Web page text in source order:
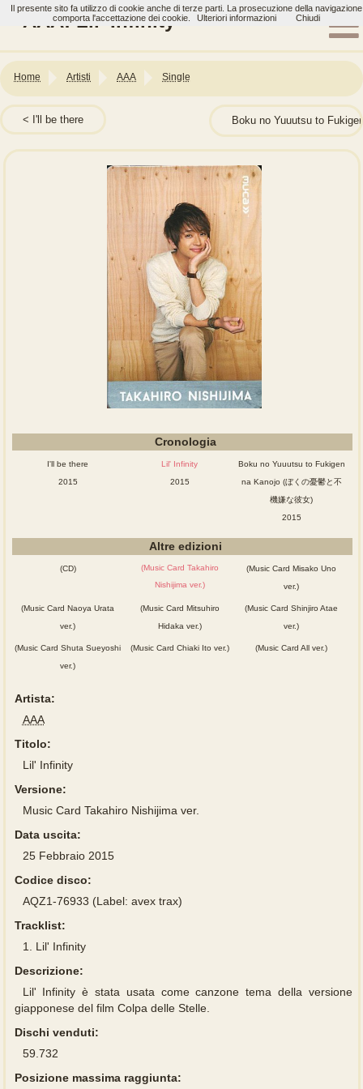
AAA: Lil' Infinity
Home Artisti AAA Single
I'll be there Boku no Yuuutsu to
Cronologia
I'll be there
2015
Lil' Infinity
2015
Boku no Yuuutsu to Fukigen
na Kanojo (ぼくの憂鬱と不
機嫌な彼女)
2015
Altre edizioni
(CD)
(Music Card Takahiro
Nishijima ver.)
(Music Card Misako Uno
ver.)
(Music Card Naoya Urata
ver.)
(Music Card Mitsuhiro
Hidaka ver.)
(Music Card Shinjiro Atae
ver.)
(Music Card Shuta Sueyoshi
ver.)
(Music Card Chiaki Ito ver.) (Music Card All ver.)
Artista:
AAA
Titolo:
Lil' Infinity
Versione:
Music Card Takahiro Nishijima ver.
Data uscita:
25 Febbraio 2015
Codice disco:
AQZ1-76933 (Label: avex trax)
Tracklist:
1.
Lil' Infinity
Descrizione:
Lil' Infinity è stata usata come canzone tema della versione
giapponese del film Colpa delle Stelle.
Dischi venduti:
59.732
Posizione massima raggiunta:
Il presente sito fa utilizzo di cookie anche di terze parti. La prosecuzione della navigazione
comporta l'accettazione dei cookie.
Ulteriori informazioni Chiudi